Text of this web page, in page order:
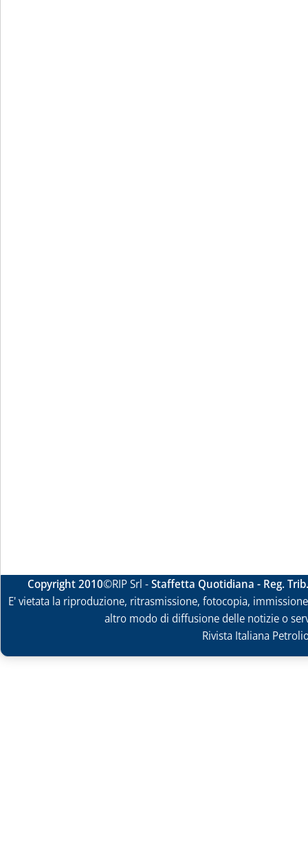
Copyright 2010©RIP Srl -Staffetta Quotidiana - Reg.
E' vietata la riproduzione, ritrasmissione, fotocopia,
altro modo di diffusione delle notizie o
Rivista Italiana